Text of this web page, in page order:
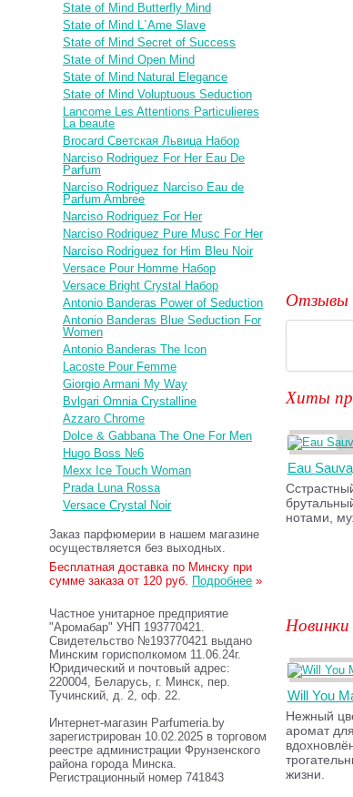
Отзывы
Хиты
Eau
нотами,
Will You
Нежный
аромат
жизни.
State of Mind Butterfly Mind
State of Mind L`Ame Slave
State of Mind Secret of Success
State of Mind Open Mind
State of Mind Natural Elegance
State of Mind Voluptuous Seduction
Lancome Les Attentions Particulieres
La beaute
Brocard Светская Львица Набор
Narciso Rodriguez For Her Eau De
Parfum
Narciso Rodriguez Narciso Eau de
Parfum Ambree
Narciso Rodriguez For Her
Narciso Rodriguez Pure Musc For Her
Narciso Rodriguez for Him Bleu Noir
Versace Pour Homme Набор
Versace Bright Crystal Набор
Antonio Banderas Power of Seduction
Antonio Banderas Blue Seduction For
Women
Antonio Banderas The Icon
Lacoste Pour Femme
Giorgio Armani My Way
Bvlgari Omnia Crystalline
Azzaro Chrome
Dolce & Gabbana The One For Men
Hugo Boss №6
Mexx Ice Touch Woman
Prada Luna Rossa
Versace Crystal Noir
Заказ парфюмерии в нашем магазине
осуществляется без выходных.
Бесплатная доставка по Минску при
сумме заказа от 120 руб. Подробнее »
Частное унитарное предприятие
"Аромабар" УНП 193770421.
Свидетельство №193770421 выдано
Минским горисполкомом 11.06.24г.
Юридический и почтовый адрес:
220004, Беларусь, г. Минск, пер.
Тучинский, д. 2, оф. 22.
Интернет-магазин Parfumeria.by
зарегистрирован 10.02.2025 в торговом
реестре администрации Фрунзенского
района города Минска.
Регистрационный номер 741843